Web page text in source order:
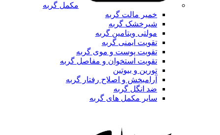
مکمل گربه
خمیر مالت گربه
شیرخشک گربه
مولتی ویتامین گربه
تقویت ایمنی گربه
تقویت پوست و موی گربه
تقویت استخوان و مفاصل گربه
تورین و بیوتین
آرامبخش و اصلاح رفتار گربه
ضد انگل گربه
سایر مکمل های گربه